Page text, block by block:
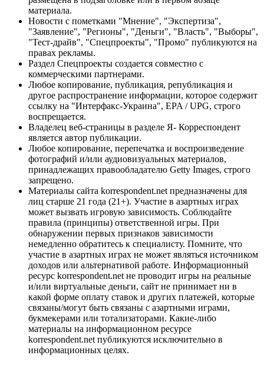
материала.
Новости с пометками "Мнение", "Экспертиза",
"Заявление", "Регионы", "Деньги", "Власть", "Выборы",
"Тест-драйв", "Спецпроекты", "Промо" публикуются на
правах рекламы.
Раздел Спецпроекты создается совместно с
коммерческими партнерами.
Любое копирование, публикация, републикация и
другое распространение информации, которое содержит
ссылку на "Интерфакс-Украина", EPA / UPG, строго
воспрещается.
Владелец веб-страницы в разделе Я- Корреспондент
является автор публикации.
Любое копирование, перепечатка и воспроизведение
фотографий и/или аудиовизуальных материалов,
принадлежащих правообладателю Getty Images, строго
запрещено.
Материалы сайта korrespondent.net предназначены для
лиц старше 21 года (21+). Участие в азартных играх
может вызвать игровую зависимость. Соблюдайте
правила (принципы) ответственной игры. При
обнаружении первых признаков зависимости
немедленно обратитесь к специалисту. Помните, что
участие в азартных играх не может являться источником
доходов или альтернативой работе. Информационный
ресурс korrespondent.net не проводит игры на реальные
и/или виртуальные деньги, сайт не принимает ни в
какой форме оплату ставок и других платежей, которые
связаны/могут быть связаны с азартными играми,
букмекерами или тотализаторами. Какие-либо
материалы на информационном ресурсе
korrespondent.net публикуются исключительно в
информационных целях.